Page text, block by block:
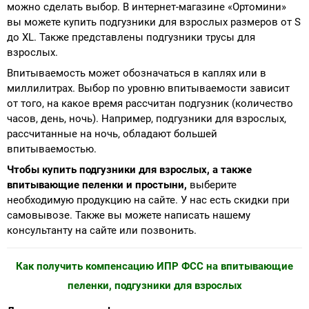
можно сделать выбор. В интернет-магазине «Ортомини»
вы можете купить подгузники для взрослых размеров от S
до XL. Также представлены подгузники трусы для
взрослых.
Впитываемость может обозначаться в каплях или в
миллилитрах. Выбор по уровню впитываемости зависит
от того, на какое время рассчитан подгузник (количество
часов, день, ночь). Например, подгузники для взрослых,
рассчитанные на ночь, обладают большей
впитываемостью.
Чтобы купить подгузники для взрослых, а также
впитывающие пеленки и простыни, выберите
необходимую продукцию на сайте. У нас есть скидки при
самовывозе. Также вы можете написать нашему
консультанту на сайте или позвонить.
Как получить компенсацию ИПР ФСС на впитывающие
пеленки, подгузники для взрослых